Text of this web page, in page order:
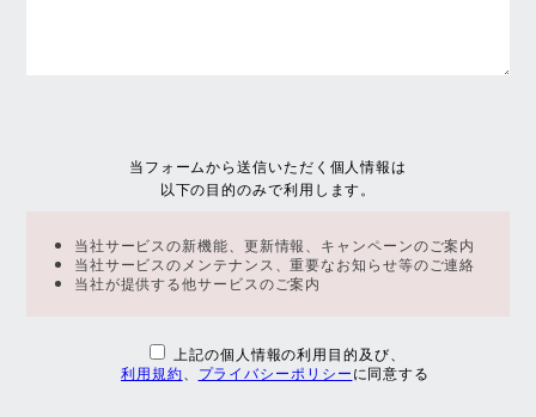
当フォームから送信いただく個人情報は
以下の目的のみで利用します。
当社サービスの新機能、更新情報、キャンペーンのご案内
当社サービスのメンテナンス、重要なお知らせ等のご連絡
当社が提供する他サービスのご案内
上記の個人情報の利用目的及び、
利用規約
プライバシーポリシーに同意する